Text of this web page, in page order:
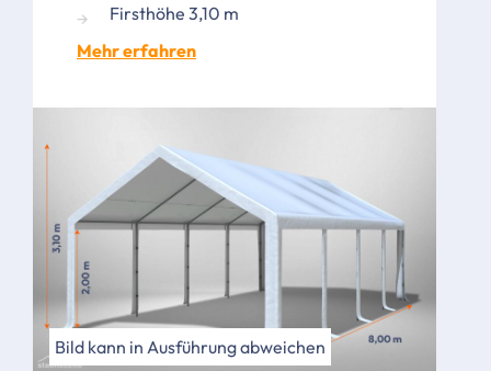
Firsthöhe 3,10 m
Mehr erfahren
Bild kann in Ausführung abweichen